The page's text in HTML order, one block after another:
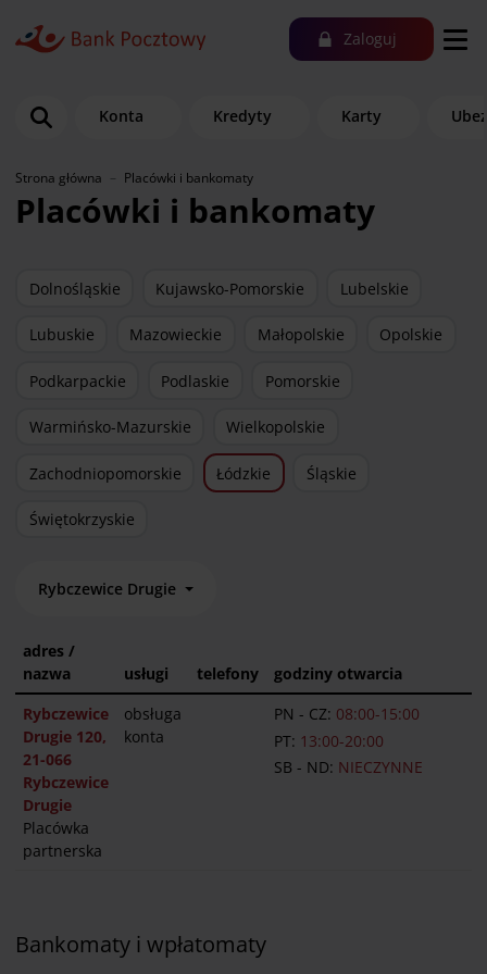
Zaloguj
Konta Kredyty Karty
Strona główna Placówki i bankomaty
Placówki i bankomaty
Dolnośląskie Kujawsko-Pomorskie Lubelskie
Lubuskie Mazowieckie Małopolskie Opolskie
Podkarpackie Podlaskie Pomorskie
Warmińsko-Mazurskie Wielkopolskie
Zachodniopomorskie Łódzkie Śląskie
Świętokrzyskie
Rybczewice Drugie
adres /
nazwa
usługi telefony
godziny otwarcia
Rybczewice
Drugie 120,
21-066
Rybczewice
Drugie
Placówka
partnerska
obsługa
konta
PN - CZ: 08:00-15:00
PT: 13:00-20:00
SB - ND: NIECZYNNE
Bankomaty i wpłatomaty